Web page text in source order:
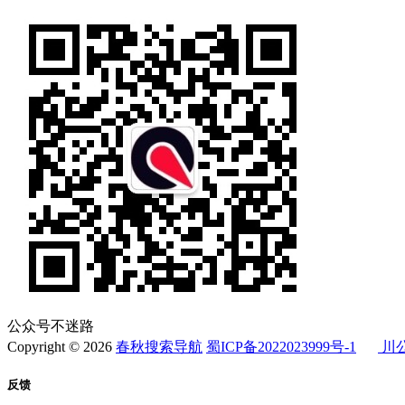
公众号不迷路
Copyright © 2026 春秋搜索导航 蜀ICP备2022023999号-1 川
反馈